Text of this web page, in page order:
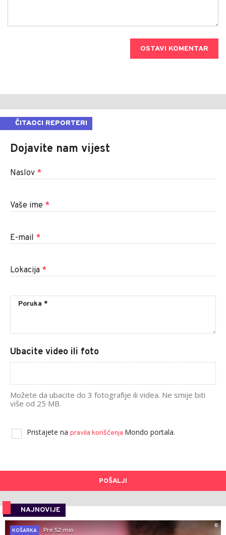
OSTAVI KOMENTAR
ČITAOCI REPORTERI
Dojavite nam vijest
Naslov *
Vaše ime *
E-mail *
Lokacija *
Ubacite video ili foto
Možete da ubacite do 3 fotografije ili videa. Ne smije biti
više od 25 MB.
Pristajete na pravila korišćenja Mondo portala.
POŠALJI
NAJNOVIJE
0
KOŠARKA
Pre 52 min